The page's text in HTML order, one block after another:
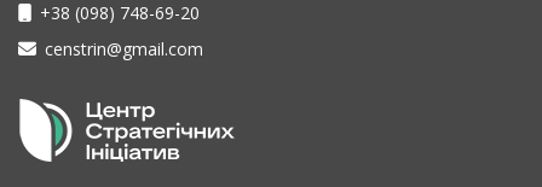
+38 (098) 748-69-20
censtrin@gmail.com